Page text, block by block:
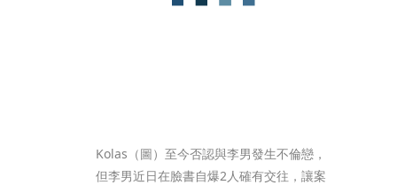
Kolas（圖）至今否認與李男發生不倫戀，
但李男近日在臉書自爆2人確有交往，讓案